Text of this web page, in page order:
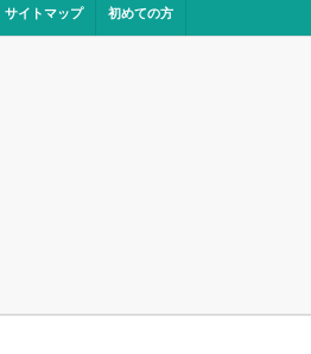
サイトマップ 初めての方